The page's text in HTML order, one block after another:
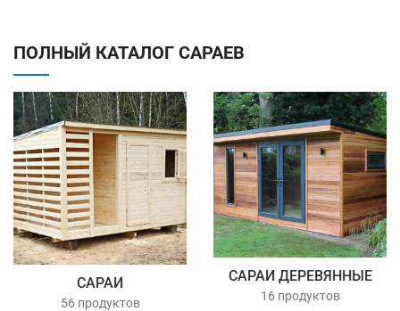
ПОЛНЫЙ КАТАЛОГ САРАЕВ
САРАИ
56 продуктов
САРАИ ДЕРЕВЯННЫЕ
16 продуктов